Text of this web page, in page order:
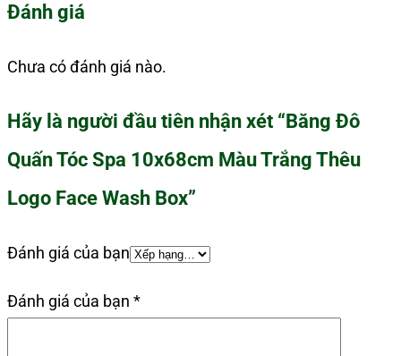
Đánh giá
Chưa có đánh giá nào.
Hãy là người đầu tiên nhận xét “Băng Đô
Quấn Tóc Spa 10x68cm Màu Trắng Thêu
Logo Face Wash Box”
Đánh giá của bạn
Đánh giá của bạn *